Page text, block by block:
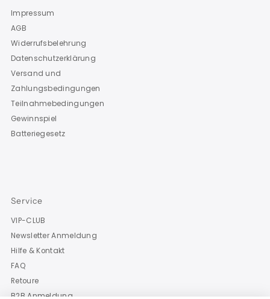
Impressum
AGB
Widerrufsbelehrung
Datenschutzerklärung
Versand und
Zahlungsbedingungen
Teilnahmebedingungen
Gewinnspiel
Batteriegesetz
Service
VIP-CLUB
Newsletter Anmeldung
Hilfe & Kontakt
FAQ
Retoure
B2B Anmeldung